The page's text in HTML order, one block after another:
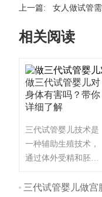
上一篇: 女人做试管
相关阅读
做三代试管婴儿对
身体有害吗？带你
详细了解
三代试管婴儿技术是
一种辅助生殖技术，
通过体外受精和胚胎
不育夫妇生育。与自
三代试管婴儿做宫腔镜